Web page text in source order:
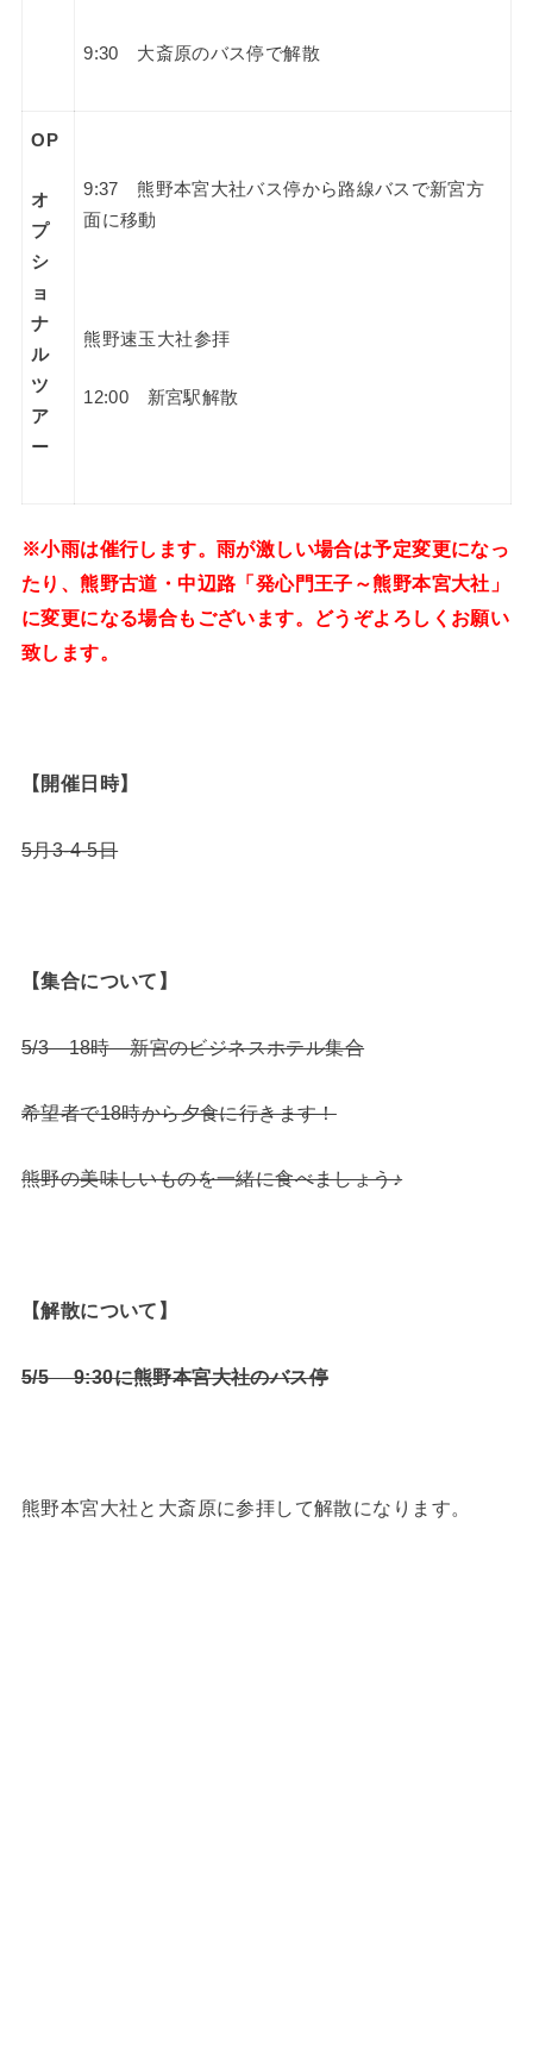
9:30 大斎原のバス停で解散
OP
オ
プ
シ
ョ
ナ
ル
ツ
ア
ー
9:37 熊野本宮大社バス停から路線バスで新宮方
面に移動
熊野速玉大社参拝
12:00 新宮駅解散
※小雨は催行します。雨が激しい場合は予定変更になっ
たり、熊野古道・中辺路「発心門王子～熊野本宮大社」
に変更になる場合もございます。
どうぞよろしくお願い
致します。
【開催日時】
5月3-4-5日
【集合について】
5/3 18時 新宮のビジネスホテル集合
希望者で18時から夕食に行きます！
熊野の美味しいものを一緒に食べましょう♪
【解散について】
5/5 9:30に熊野本宮大社のバス停
熊野本宮大社と大斎原に参拝して解散になります。